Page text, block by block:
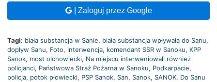
| Zaloguj przez Google
Tagi: biała substancja w Sanie, biała substancja wpływała do Sanu,
dopływ Sanu, Foto, interwencja, komendant SSR w Sanoku, KPP
Sanok, most olchowiecki, Na miejscu interweniowali również
policjanci, Państwowa Straż Pożarna w Sanoku, Podkarpacie,
policja, potok płowiecki, PSP Sanok, San, Sanok, SANOK. Do Sanu